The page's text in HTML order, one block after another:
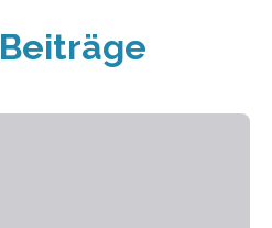
Beiträge